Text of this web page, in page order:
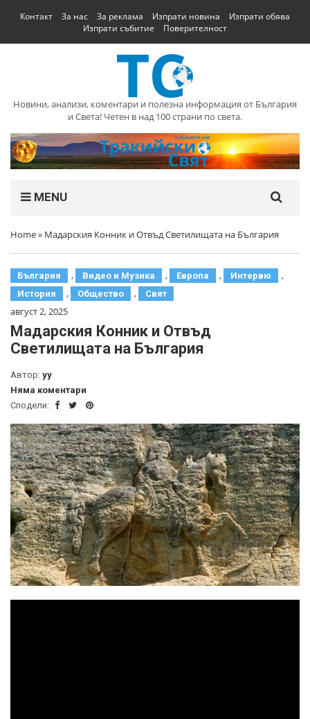
Контакт За нас За реклама Изпрати новина
Изпрати обява
Изпрати събитие
Поверителност
Новини, анализи, коментари и полезна информация от България
и Света! Четен в над 100 страни по света.
MENU
Home» Мадарския Конник и Отвъд Светилищата на България
България , Видео и Музика , Европа , Интервю ,
История , Общество , Свят
август 2, 2025
Мадарския Конник и Отвъд
Светилищата на България
Автор: yy
Няма коментари
Сподели: